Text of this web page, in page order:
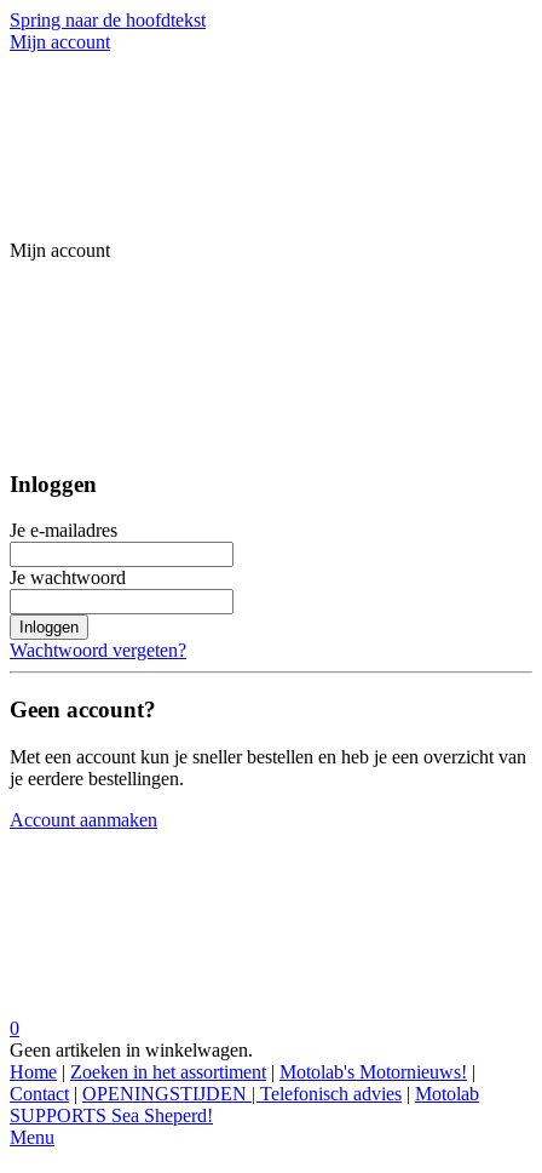
Spring naar de hoofdtekst
Mijn account
Mijn account
Inloggen
Je e-mailadres
Je wachtwoord
Inloggen
Wachtwoord vergeten?
Geen account?
Met een account kun je sneller bestellen en heb je een overzicht van
je eerdere bestellingen.
Account aanmaken
0
Geen artikelen in winkelwagen.
Home | Zoeken in het assortiment | Motolab's Motornieuws! |
Contact | OPENINGSTIJDEN | Telefonisch advies | Motolab
SUPPORTS Sea Sheperd!
Menu